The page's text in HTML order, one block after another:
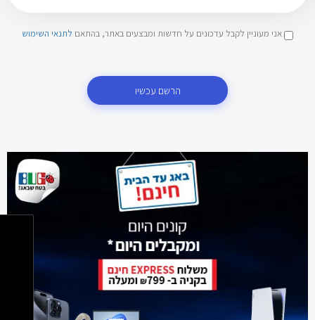
אני מעוניין לקבל עדכונים על חדשות ומבצעים באתר, בהתאם לתנאי השימוש
הרשם עכשיו